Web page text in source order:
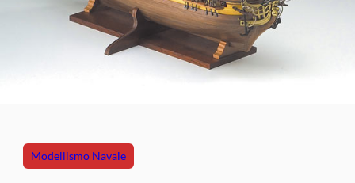
Modellismo Navale